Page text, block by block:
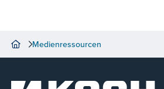
Medienressourcen